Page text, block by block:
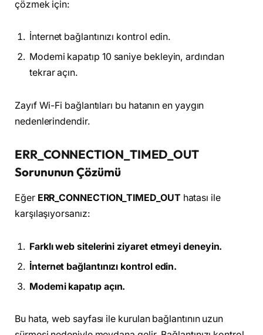
çözmek için:
İnternet bağlantınızı kontrol edin.
Modemi kapatıp 10 saniye bekleyin, ardından
tekrar açın.
Zayıf Wi-Fi bağlantıları bu hatanın en yaygın
nedenlerindendir.
ERR_CONNECTION_TIMED_OUT
Sorununun Çözümü
Eğer ERR_CONNECTION_TIMED_OUT hatası ile
karşılaşıyorsanız:
Farklı web sitelerini ziyaret etmeyi deneyin.
İnternet bağlantınızı kontrol edin.
Modemi kapatıp açın.
Bu hata, web sayfası ile kurulan bağlantının uzun